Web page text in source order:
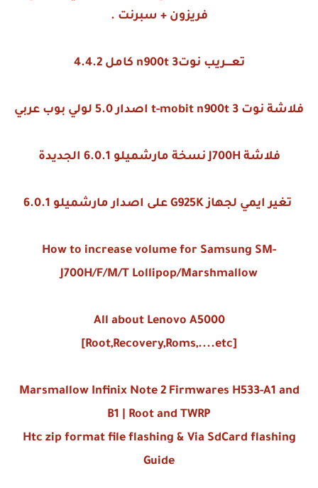
فريزون + سبرنت .
تعــــريب نوت3 n900t كامل 4.4.2
فلاشة نوت 3 t-mobit n900t اصدار 5.0 لولي بوب عربي
فلاشة J700H نسخة مارشميلو 6.0.1 الجديدة
تغير ايمي لجهاز G925K على اصدار مارشميلو 6.0.1
How to increase volume for Samsung SM-
J700H/F/M/T Lollipop/Marshmallow
All about Lenovo A5000
[Root,Recovery,Roms,....etc]
Marsmallow Infinix Note 2 Firmwares H533-A1 and
B1 | Root and TWRP
Htc zip format file flashing & Via SdCard flashing
Guide